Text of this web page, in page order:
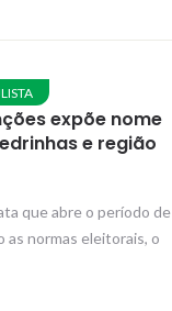
expõe nome
e região
que abre o período de
as normas eleitorais, o